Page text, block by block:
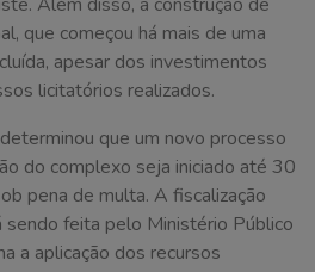
que começou há mais de uma
apesar dos investimentos
licitatórios realizados.
que um novo processo
do complexo seja iniciado até 30
pena de multa. A fiscalização
feita pelo Ministério Público
a aplicação dos recursos